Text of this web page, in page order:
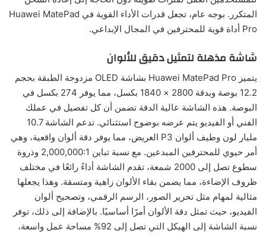
المتكرر. بوجه عام، تجعل قدرات الأداء القوية في Huawei MatePad
Pro أداة قوية للمحترفين في المجال الإبداعي.
شاشة مذهلة لتمثيل دقيق للألوان
يتميز Huawei MatePad Pro بشاشة OLED مزدوجة الطبقة بحجم
12.2 بوصة وبدقة 2800 × 1840 بكسل، مما يوفر 274 بكسل في
البوصة. هذه الشاشة عالية الدقة تضمن أن كل تفصيل في عملك
الفني أو الفيديو يتم عرضه بوضوح استثنائي. تدعم الشاشة 10.7
مليار لون وطيف ألوان P3 العريض، مما يوفر دقة ألوان واقعية، وهي
أمر حيوي للمحترفين المبدعين. مع نسبة تباين 2,000,000:1 وذروة
سطوع تصل إلى 2000 شمعة، تقدم الشاشة أداءً رائعًا في مختلف
ظروف الإضاءة، مما يضمن بقاء الألوان زاهية ومتسقة. وهذا يجعلها
مثالية لمهام مثل تحرير الصور، الرسم الرقمي، وتصحيح ألوان
الفيديو، حيث تمثل دقة الألوان أمرًا أساسيًا. بالإضافة إلى ذلك، توفر
نسبة الشاشة إلى الهيكل التي تصل إلى 92% مساحة عمل واسعة،